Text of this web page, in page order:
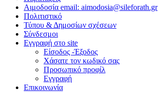
Αιμοδοσία email: aimodosia@sileforath.gr
Πολιτιστικό
Τύπου & Δημοσίων σχέσεων
Σύνδεσμοι
Εγγραφή στο site
Είσοδος -Έξοδος
Χάσατε τον κωδικό σας
Προσωπικό προφίλ
Εγγραφή
Επικοινωνία